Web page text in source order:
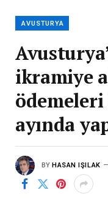
AVUSTURYA
ikramiye
ödemeleri
ayında
BY HASAN IŞILAK